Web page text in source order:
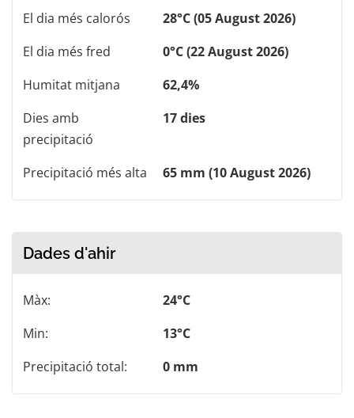
El dia més calorós
28°C (05 August 2026)
El dia més fred
0°C (22 August 2026)
Humitat mitjana
62,4%
Dies amb
precipitació
17 dies
Precipitació més alta 65 mm (10 August 2026)
Dades d'ahir
Màx:
24°C
Min:
13°C
Precipitació total:
0 mm